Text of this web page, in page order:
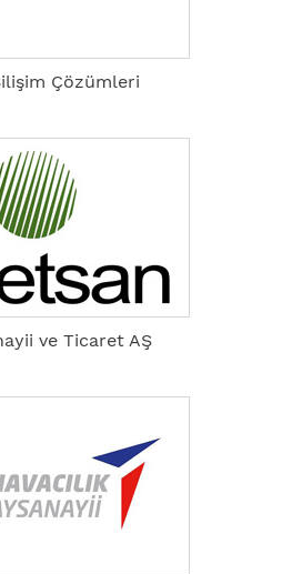
Çözümleri
ve Ticaret AŞ